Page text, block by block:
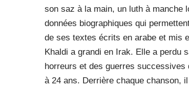
son saz à la main, un luth à manche
données biographiques qui
de ses textes écrits en arabe et mis
Khaldi a grandi en Irak. Elle a perdu
horreurs et des guerres
à 24 ans. Derrière chaque chanson,